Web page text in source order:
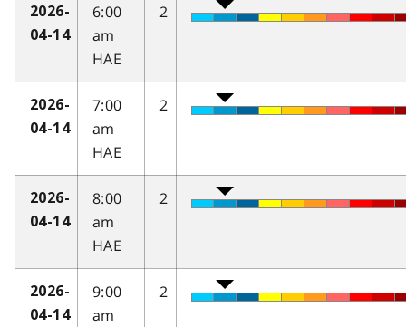
2026-
04-14
6:00
am
HAE
2
2026-
04-14
7:00
am
HAE
2
2026-
04-14
8:00
am
HAE
2
2026-
04-14
9:00
am
2